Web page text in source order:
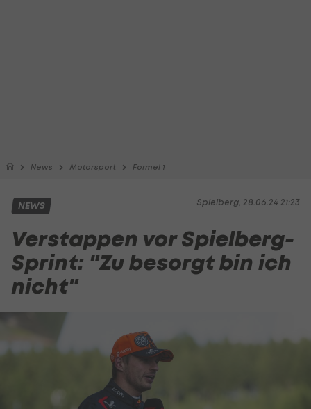
News Motorsport Formel 1
Spielberg, 28.06.24 21:23
NEWS
Verstappen vor Spielberg-
Sprint: "Zu besorgt bin ich
nicht"